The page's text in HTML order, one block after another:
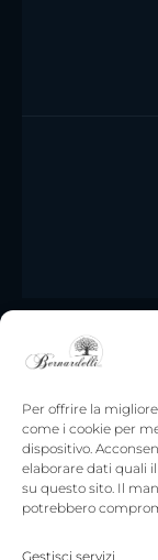
Per offrire la
come i cookie per
dispositivo.
elaborare dati quali
su questo sito. Il
potrebbero
Gestisci servizi